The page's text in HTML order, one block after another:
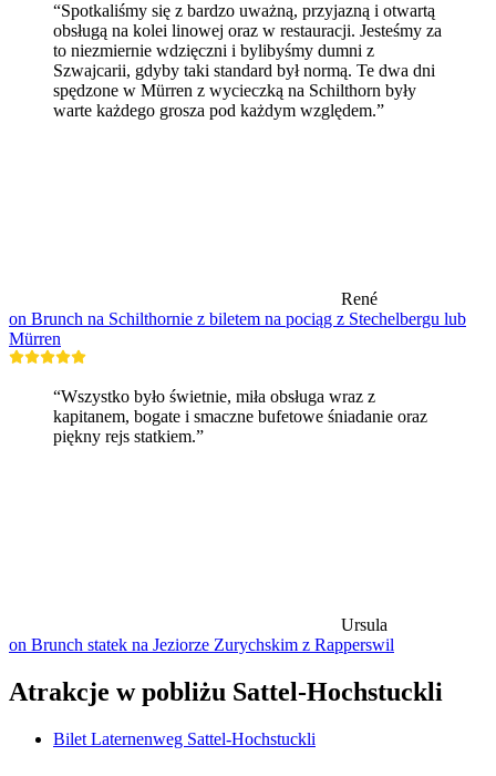
“Spotkaliśmy się z bardzo uważną, przyjazną i otwartą
obsługą na kolei linowej oraz w restauracji. Jesteśmy za
to niezmiernie wdzięczni i bylibyśmy dumni z
Szwajcarii, gdyby taki standard był normą. Te dwa dni
spędzone w Mürren z wycieczką na Schilthorn były
warte każdego grosza pod każdym względem.”
René
on Brunch na Schilthornie z biletem na pociąg z Stechelbergu lub
Mürren
“Wszystko było świetnie, miła obsługa wraz z
kapitanem, bogate i smaczne bufetowe śniadanie oraz
piękny rejs statkiem.”
Ursula
on Brunch statek na Jeziorze Zurychskim z Rapperswil
Atrakcje w pobliżu Sattel-Hochstuckli
Bilet Laternenweg Sattel-Hochstuckli